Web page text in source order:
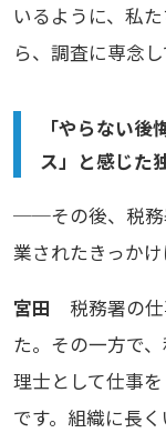
いるように、私
ら、調査に専念し
「やらない
ス」と感じた
──その後、税務
業されたきっかけ
宮田 税務署の仕
た。その一方で
理士として仕事
です。組織に長